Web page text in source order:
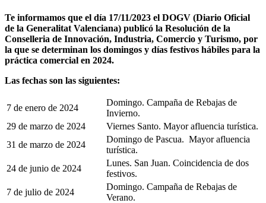
Te informamos que el día 17/11/2023 el DOGV (Diario Oficial
de la Generalitat Valenciana) publicó la Resolución de la
Conselleria de Innovación, Industria, Comercio y Turismo, por
la que se determinan los domingos y días festivos hábiles para la
práctica comercial en 2024.
Las fechas son las siguientes:
7 de enero de 2024
Domingo. Campaña de Rebajas de
Invierno.
29 de marzo de 2024
Viernes Santo. Mayor afluencia turística.
31 de marzo de 2024
Domingo de Pascua. Mayor afluencia
turística.
24 de junio de 2024
Lunes. San Juan. Coincidencia de dos
festivos.
7 de julio de 2024
Domingo. Campaña de Rebajas de
Verano.